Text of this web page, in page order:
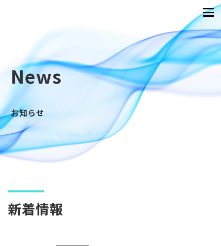
News
お知らせ
新着情報